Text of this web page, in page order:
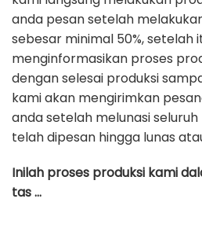
anda pesan setelah
sebesar minimal 50%, setelah
menginformasikan proses
dengan selesai produksi
kami akan mengirimkan
anda setelah melunasi
telah dipesan hingga lunas
Inilah proses produksi kami
tas …